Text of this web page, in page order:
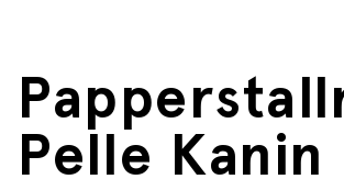
Pelle Kanin